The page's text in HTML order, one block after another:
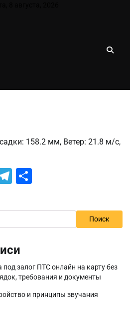
158.2 мм, Ветер: 21.8 м/с,
Telegram
Поиск
залог ПТС онлайн на карту без
требования и документы
и принципы звучания